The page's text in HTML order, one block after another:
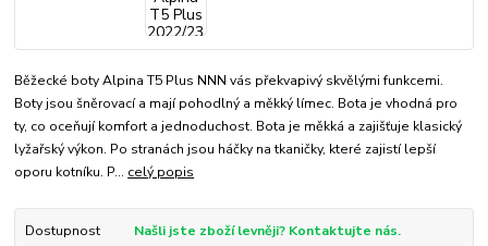
Běžecké boty Alpina T5 Plus NNN vás překvapivý skvělými funkcemi.
Boty jsou šněrovací a mají pohodlný a měkký límec. Bota je vhodná pro
ty, co oceňují komfort a jednoduchost. Bota je měkká a zajišťuje klasický
lyžařský výkon. Po stranách jsou háčky na tkaničky, které zajistí lepší
oporu kotníku. P... celý popis
Dostupnost
Našli jste zboží levněji? Kontaktujte nás.